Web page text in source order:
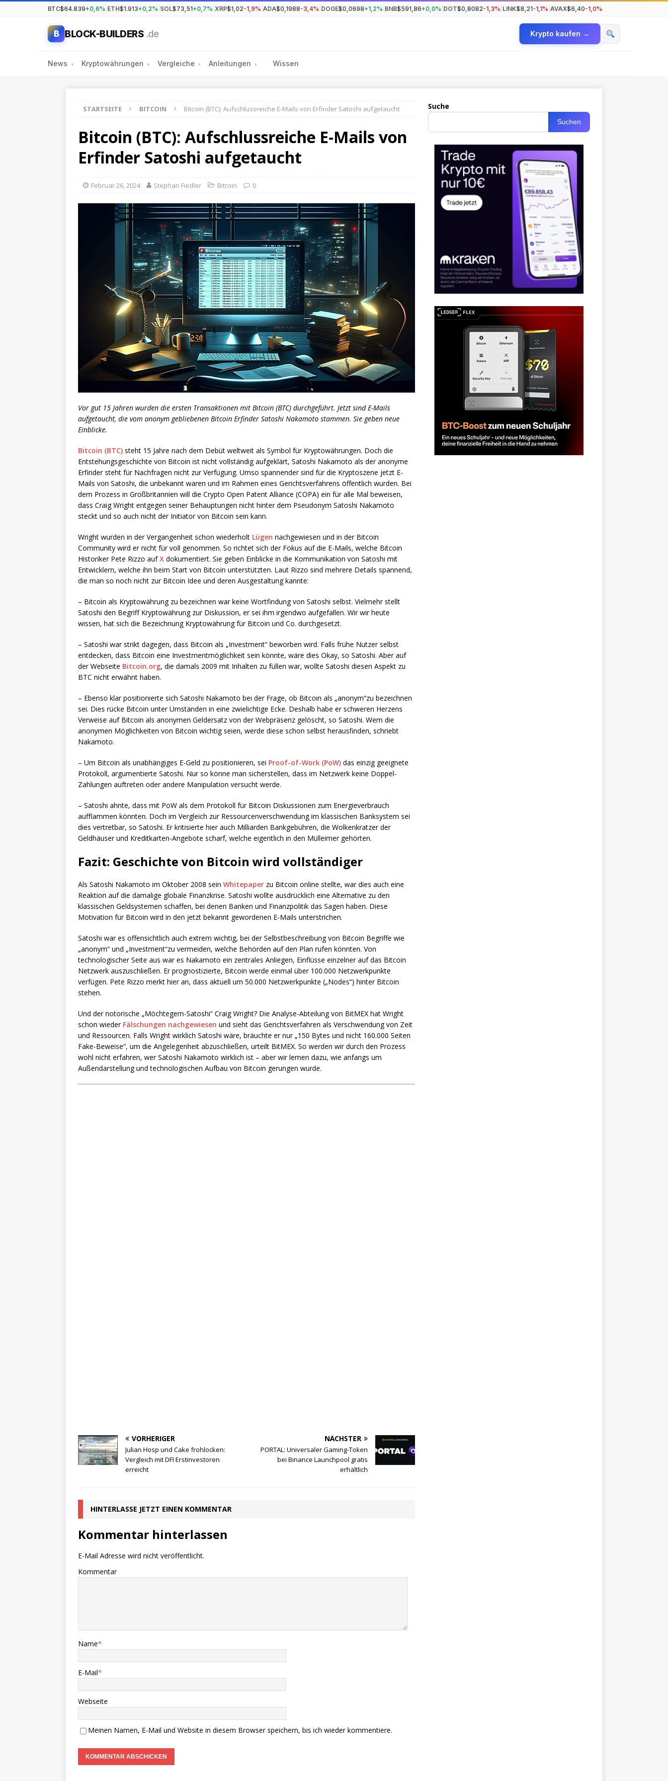
BTC$64.839+0,6% ETH$1.913+0,2% SOL$73,51+0,7% XRP$1,02-1,9% ADA$0,1988-3,4% DOGE$0,0698+1,2% BNB$591,86+0,0% DOT$0,8082-1,3% LINK$8,21-1,1% AVAX$6,40-1,0%
B BLOCK-BUILDERS .de Krypto kaufen →
News ▾ Kryptowährungen ▾ Vergleiche ▾ Anleitungen ▾ Wissen
STARTSEITE BITCOIN Bitcoin (BTC): Aufschlussreiche E-Mails von Erfinder Satoshi aufgetaucht
Bitcoin (BTC): Aufschlussreiche E-Mails von
Erfinder Satoshi aufgetaucht
Februar 26, 2024 Stephan Fiedler Bitcoin 0
Vor gut 15 Jahren wurden die ersten Transaktionen mit Bitcoin (BTC) durchgeführt. Jetzt sind E-Mails
aufgetaucht, die vom anonym gebliebenen Bitcoin Erfinder Satoshi Nakamoto stammen. Sie geben neue
Einblicke.
Bitcoin (BTC) steht 15 Jahre nach dem Debüt weltweit als Symbol für Kryptowährungen. Doch die
Entstehungsgeschichte von Bitcoin ist nicht vollständig aufgeklärt, Satoshi Nakamoto als der anonyme
Erfinder steht für Nachfragen nicht zur Verfügung. Umso spannender sind für die Kryptoszene jetzt E-
Mails von Satoshi, die unbekannt waren und im Rahmen eines Gerichtsverfahrens öffentlich wurden. Bei
dem Prozess in Großbritannien will die Crypto Open Patent Alliance (COPA) ein für alle Mal beweisen,
dass Craig Wright entgegen seiner Behauptungen nicht hinter dem Pseudonym Satoshi Nakamoto
steckt und so auch nicht der Initiator von Bitcoin sein kann.
Wright wurden in der Vergangenheit schon wiederholt Lügen nachgewiesen und in der Bitcoin
Community wird er nicht für voll genommen. So richtet sich der Fokus auf die E-Mails, welche Bitcoin
Historiker Pete Rizzo aufX dokumentiert. Sie geben Einblicke in die Kommunikation von Satoshi mit
Entwicklern, welche ihn beim Start von Bitcoin unterstützten. Laut Rizzo sind mehrere Details spannend,
die man so noch nicht zur Bitcoin Idee und deren Ausgestaltung kannte:
– Bitcoin als Kryptowährung zu bezeichnen war keine Wortfindung von Satoshi selbst. Vielmehr stellt
Satoshi den Begriff Kryptowährung zur Diskussion, er sei ihm irgendwo aufgefallen. Wir wir heute
wissen, hat sich die Bezeichnung Kryptowährung für Bitcoin und Co. durchgesetzt.
– Satoshi war strikt dagegen, dass Bitcoin als „Investment“ beworben wird. Falls frühe Nutzer selbst
entdecken, dass Bitcoin eine Investmentmöglichkeit sein könnte, wäre dies Okay, so Satoshi. Aber auf
der Webseite Bitcoin.org, die damals 2009 mit Inhalten zu füllen war, wollte Satoshi diesen Aspekt zu
BTC nicht erwähnt haben.
– Ebenso klar positionierte sich Satoshi Nakamoto bei der Frage, ob Bitcoin als „anonym“zu bezeichnen
sei. Dies rücke Bitcoin unter Umständen in eine zwielichtige Ecke. Deshalb habe er schweren Herzens
Verweise auf Bitcoin als anonymen Geldersatz von der Webpräsenz gelöscht, so Satoshi. Wem die
anonymen Möglichkeiten von Bitcoin wichtig seien, werde diese schon selbst herausfinden, schriebt
Nakamoto.
– Um Bitcoin als unabhängiges E-Geld zu positionieren, sei Proof-of-Work (PoW) das einzig geeignete
Protokoll, argumentierte Satoshi. Nur so könne man sicherstellen, dass im Netzwerk keine Doppel-
Zahlungen auftreten oder andere Manipulation versucht werde.
– Satoshi ahnte, dass mit PoW als dem Protokoll für Bitcoin Diskussionen zum Energieverbrauch
aufflammen könnten. Doch im Vergleich zur Ressourcenverschwendung im klassischen Banksystem sei
dies vertretbar, so Satoshi. Er kritisierte hier auch Milliarden Bankgebühren, die Wolkenkratzer der
Geldhäuser und Kreditkarten-Angebote scharf, welche eigentlich in den Mülleimer gehörten.
Fazit: Geschichte von Bitcoin wird vollständiger
Als Satoshi Nakamoto im Oktober 2008 sein Whitepaper zu Bitcoin online stellte, war dies auch eine
Reaktion auf die damalige globale Finanzkrise. Satoshi wollte ausdrücklich eine Alternative zu den
klassischen Geldsystemen schaffen, bei denen Banken und Finanzpolitik das Sagen haben. Diese
Motivation für Bitcoin wird in den jetzt bekannt gewordenen E-Mails unterstrichen.
Satoshi war es offensichtlich auch extrem wichtig, bei der Selbstbeschreibung von Bitcoin Begriffe wie
„anonym“ und „Investment“zu vermeiden, welche Behörden auf den Plan rufen könnten. Von
technologischer Seite aus war es Nakamoto ein zentrales Anliegen, Einflüsse einzelner auf das Bitcoin
Netzwerk auszuschließen. Er prognostizierte, Bitcoin werde einmal über 100.000 Netzwerkpunkte
verfügen. Pete Rizzo merkt hier an, dass aktuell um 50.000 Netzwerkpunkte („Nodes“) hinter Bitcoin
stehen.
Und der notorische „Möchtegern-Satoshi“ Craig Wright? Die Analyse-Abteilung von BitMEX hat Wright
schon wieder Fälschungen nachgewiesen und sieht das Gerichtsverfahren als Verschwendung von Zeit
und Ressourcen. Falls Wright wirklich Satoshi wäre, bräuchte er nur „150 Bytes und nicht 160.000 Seiten
Fake-Beweise“, um die Angelegenheit abzuschließen, urteilt BitMEX. So werden wir durch den Prozess
wohl nicht erfahren, wer Satoshi Nakamoto wirklich ist – aber wir lernen dazu, wie anfangs um
Außendarstellung und technologischen Aufbau von Bitcoin gerungen wurde.
VORHERIGER
Julian Hosp und Cake frohlocken:
Vergleich mit DFI Erstinvestoren
erreicht
NÄCHSTER
PORTAL: Universaler Gaming-Token
bei Binance Launchpool gratis
erhältlich
HINTERLASSE JETZT EINEN KOMMENTAR
Kommentar hinterlassen
E-Mail Adresse wird nicht veröffentlicht.
Kommentar
Name*
E-Mail*
Webseite
Meinen Namen, E-Mail und Website in diesem Browser speichern, bis ich wieder kommentiere.
Suche
Suchen